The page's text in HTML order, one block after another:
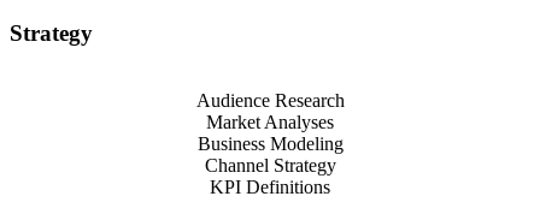
Strategy
Audience Research
Market Analyses
Business Modeling
Channel Strategy
KPI Definitions